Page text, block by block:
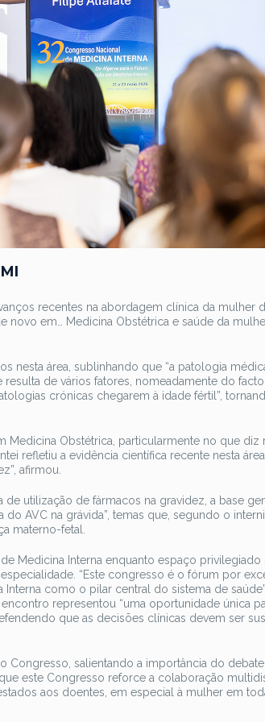
recentes na abordagem clínica da mulher
novo em… Medicina Obstétrica e saúde da
nesta área, sublinhando que “a patologia
de vários fatores, nomeadamente do facto
crónicas chegarem à idade fértil”,
Medicina Obstétrica, particularmente no que diz
refletiu a evidência científica recente nesta
afirmou.
utilização de fármacos na gravidez, a base
AVC na grávida”, temas que, segundo o
materno-fetal.
Medicina Interna enquanto espaço
“Este congresso é o fórum por
como o pilar central do sistema de
representou “uma oportunidade única
que as decisões clínicas devem ser
Congresso, salientando a importância do debate
este Congresso reforce a colaboração
aos doentes, em especial à mulher em